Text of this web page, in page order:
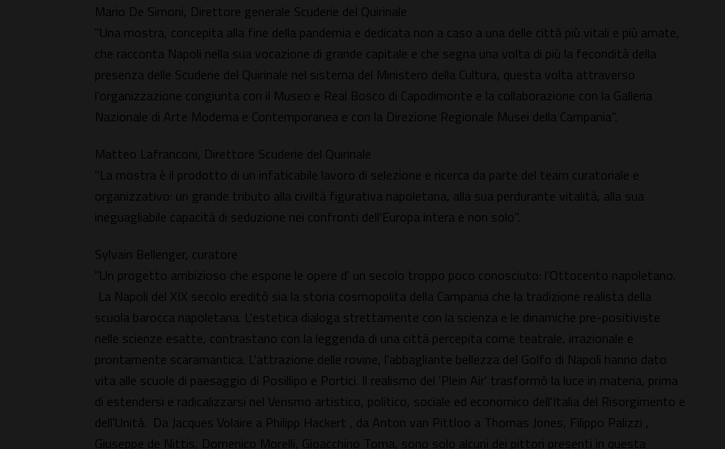
Mario De Simoni, Direttore generale Scuderie del Quirinale
"Una mostra, concepita alla fine della pandemia e dedicata non a caso a una delle città più vitali e più amate,
che racconta Napoli nella sua vocazione di grande capitale e che segna una volta di più la fecondità della
presenza delle Scuderie del Quirinale nel sistema del Ministero della Cultura, questa volta attraverso
l'organizzazione congiunta con il Museo e Real Bosco di Capodimonte e la collaborazione con la Galleria
Nazionale di Arte Moderna e Contemporanea e con la Direzione Regionale Musei della Campania".
Matteo Lafranconi, Direttore Scuderie del Quirinale
"La mostra è il prodotto di un infaticabile lavoro di selezione e ricerca da parte del team curatoriale e
organizzativo: un grande tributo alla civiltà figurativa napoletana, alla sua perdurante vitalità, alla sua
ineguagliabile capacità di seduzione nei confronti dell'Europa intera e non solo".
Sylvain Bellenger, curatore
"Un progetto ambizioso che espone le opere d' un secolo troppo poco conosciuto: l'Ottocento napoletano.
La Napoli del XIX secolo ereditò sia la storia cosmopolita della Campania che la tradizione realista della
scuola barocca napoletana. L'estetica dialoga strettamente con la scienza e le dinamiche pre-positiviste
nelle scienze esatte, contrastano con la leggenda di una città percepita come teatrale, irrazionale e
prontamente scaramantica. L'attrazione delle rovine, l'abbagliante bellezza del Golfo di Napoli hanno dato
vita alle scuole di paesaggio di Posillipo e Portici. Il realismo del 'Plein Air' trasformò la luce in materia, prima
di estendersi e radicalizzarsi nel Verismo artistico, politico, sociale ed economico dell'Italia del Risorgimento e
dell'Unità. Da Jacques Volaire a Philipp Hackert , da Anton van Pittloo a Thomas Jones, Filippo Palizzi ,
Giuseppe de Nittis, Domenico Morelli, Gioacchino Toma, sono solo alcuni dei pittori presenti in questa